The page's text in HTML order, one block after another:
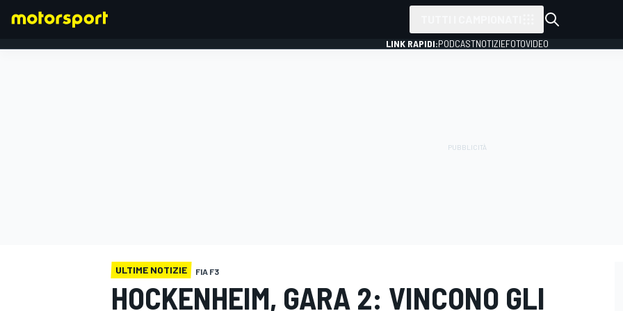
LINK RAPIDI:PODCASTNOTIZIEFOTOVIDEO
ULTIME NOTIZIE FIA F3
HOCKENHEIM, GARA 2: VINCONO GLI